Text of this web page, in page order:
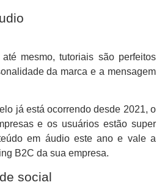
mesmo, tutoriais são perfeitos
da marca e a mensagem
já está ocorrendo desde 2021, o
e os usuários estão super
em áudio este ano e vale a
B2C da sua empresa.
social